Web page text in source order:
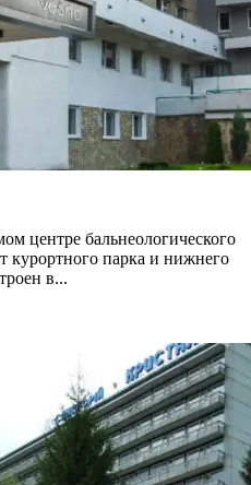
центре бальнеологического
курортного парка и нижнего
в...